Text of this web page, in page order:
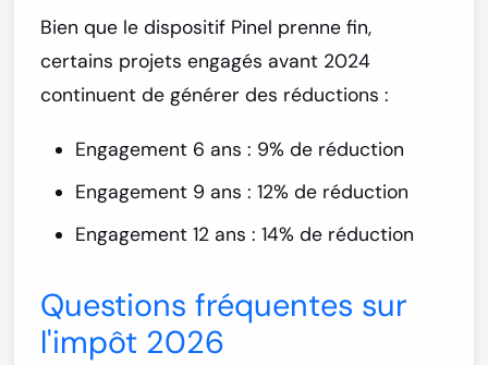
Bien que le dispositif Pinel prenne fin,
certains projets engagés avant 2024
continuent de générer des réductions :
Engagement 6 ans : 9% de réduction
Engagement 9 ans : 12% de réduction
Engagement 12 ans : 14% de réduction
Questions fréquentes sur
l'impôt 2026